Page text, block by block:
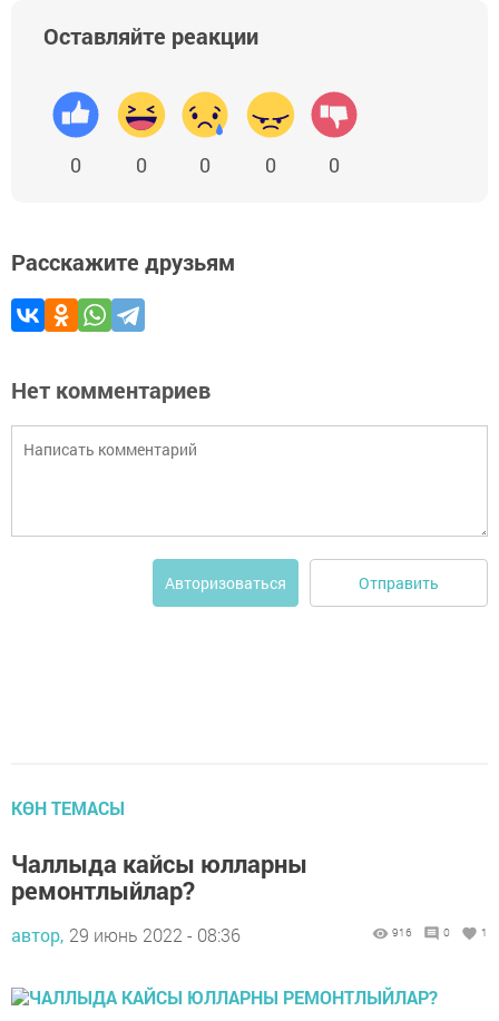
Оставляйте реакции
0 0 0 0 0
Расскажите друзьям
Нет комментариев
Авторизоваться Отправить
КӨН ТЕМАСЫ
Чаллыда кайсы юлларны
ремонтлыйлар?
автор, 29 июнь 2022 - 08:36 916 0 1